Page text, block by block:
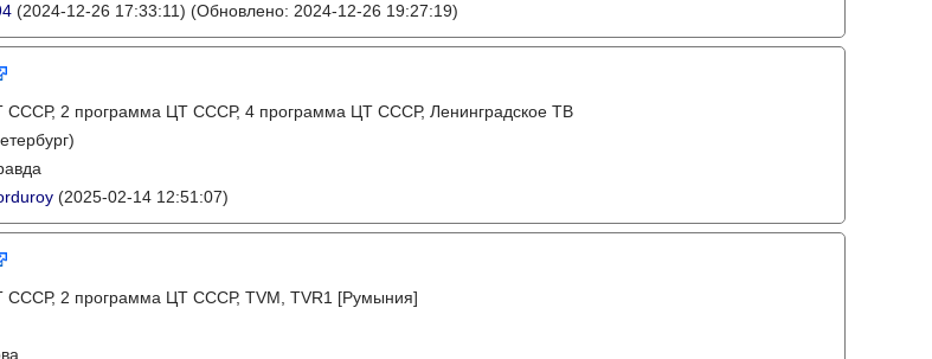
(2024-12-26 17:33:11) (Обновлено: 2024-12-26 19:27:19)
СССР, 2 программа ЦТ СССР, 4 программа ЦТ СССР, Ленинградское ТВ
(2025-02-14 12:51:07)
СССР, 2 программа ЦТ СССР, TVM, TVR1 [Румыния]